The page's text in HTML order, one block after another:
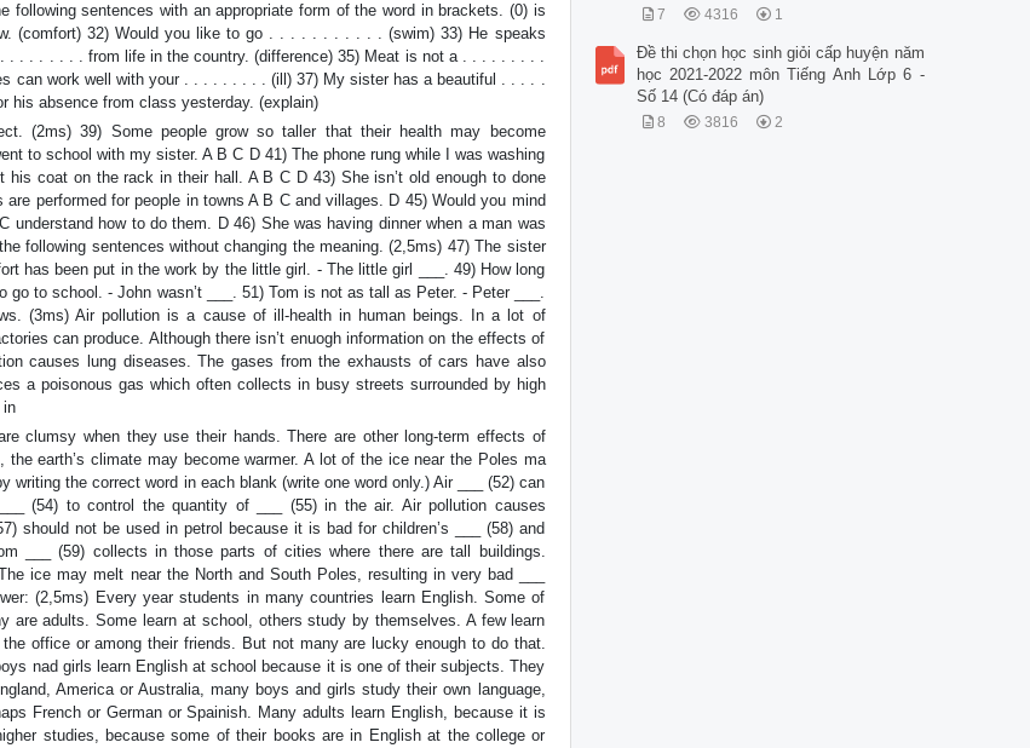
following sentences with an appropriate form of the word in brackets. (0) is
(comfort) 32) Would you like to go . . . . . . . . . . . (swim) 33) He speaks
. . . . . . . from life in the country. (difference) 35) Meat is not a . . . . . . . . .
can work well with your . . . . . . . . . (ill) 37) My sister has a beautiful . . . . .
absence from class yesterday. (explain)
(2ms) 39) Some people grow so taller that their health may become
to school with my sister. A B C D 41) The phone rung while I was washing
coat on the rack in their hall. A B C D 43) She isn’t old enough to done
performed for people in towns A B C and villages. D 45) Would you mind
how to do them. D 46) She was having dinner when a man was
following sentences without changing the meaning. (2,5ms) 47) The sister
has been put in the work by the little girl. - The little girl ___. 49) How long
to school. - John wasn’t ___. 51) Tom is not as tall as Peter. - Peter ___.
(3ms) Air pollution is a cause of ill-health in human beings. In a lot of
can produce. Although there isn’t enuogh information on the effects of
causes lung diseases. The gases from the exhausts of cars have also
a poisonous gas which often collects in busy streets surrounded by high
in
clumsy when they use their hands. There are other long-term effects of
earth’s climate may become warmer. A lot of the ice near the Poles ma
the correct word in each blank (write one word only.) Air ___ (52) can
(54) to control the quantity of ___ (55) in the air. Air pollution causes
should not be used in petrol because it is bad for children’s ___ (58) and
___ (59) collects in those parts of cities where there are tall buildings.
ice may melt near the North and South Poles, resulting in very bad ___
(2,5ms) Every year students in many countries learn English. Some of
are adults. Some learn at school, others study by themselves. A few learn
office or among their friends. But not many are lucky enough to do that.
nad girls learn English at school because it is one of their subjects. They
America or Australia, many boys and girls study their own language,
French or German or Spainish. Many adults learn English, because it is
studies, because some of their books are in English at the college or
7 4316 1
Đề thi chọn học sinh giỏi cấp huyện năm
học 2021-2022 môn Tiếng Anh Lớp 6 -
Số 14 (Có đáp án)
8 3816 2